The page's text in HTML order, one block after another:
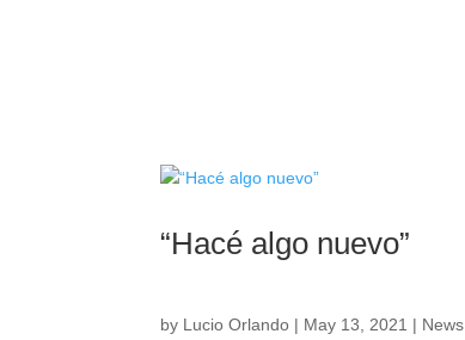
“Hacé algo nuevo”
by Lucio Orlando | May 13, 2021 | News